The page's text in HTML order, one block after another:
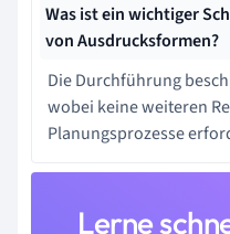
Was ist ein wichtiger
von Ausdrucksformen?
Die Durchführung
wobei keine weiteren
Planungsprozesse
Lerne